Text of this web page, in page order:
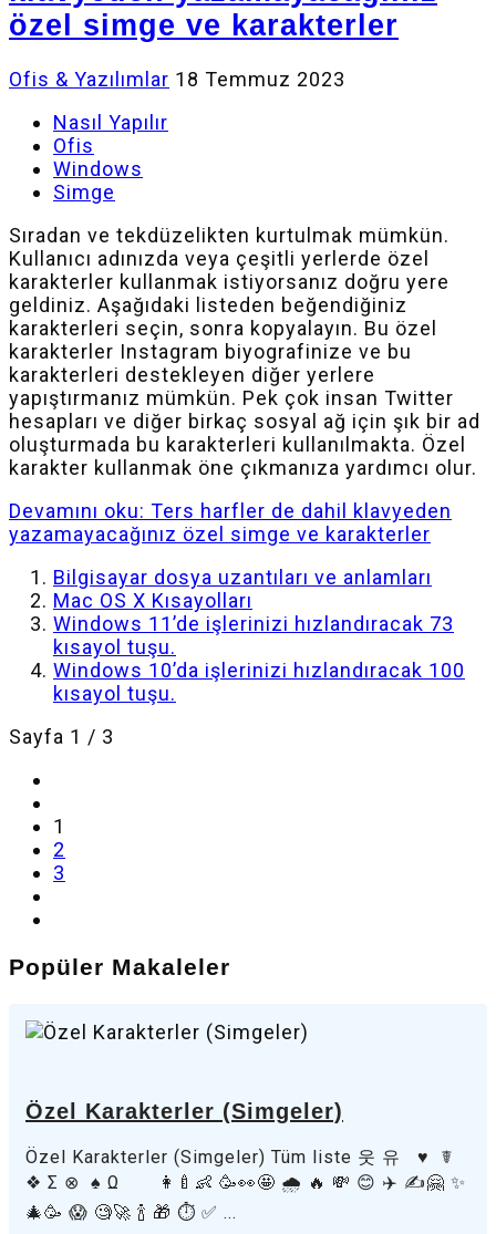
özel simge ve karakterler
Ofis & Yazılımlar 18 Temmuz 2023
Nasıl Yapılır
Ofis
Windows
Simge
Sıradan ve tekdüzelikten kurtulmak mümkün.
Kullanıcı adınızda veya çeşitli yerlerde özel
karakterler kullanmak istiyorsanız doğru yere
geldiniz. Aşağıdaki listeden beğendiğiniz
karakterleri seçin, sonra kopyalayın. Bu özel
karakterler Instagram biyografinize ve bu
karakterleri destekleyen diğer yerlere
yapıştırmanız mümkün. Pek çok insan Twitter
hesapları ve diğer birkaç sosyal ağ için şık bir ad
oluşturmada bu karakterleri kullanılmakta. Özel
karakter kullanmak öne çıkmanıza yardımcı olur.
Devamını oku: Ters harfler de dahil klavyeden
yazamayacağınız özel simge ve karakterler
Bilgisayar dosya uzantıları ve anlamları
Mac OS X Kısayolları
Windows 11’de işlerinizi hızlandıracak 73
kısayol tuşu.
Windows 10’da işlerinizi hızlandıracak 100
kısayol tuşu.
Sayfa 1 / 3
1
2
3
Popüler Makaleler
Özel Karakterler (Simgeler)
Özel Karakterler (Simgeler) Tüm liste 웃 유 ♥ ☤
❖ Σ ⊗ ♠ Ω 👩‍🍼👶 🥳👀🤩 🌧️ 🔥 💸 😊 ✈️ ✍️🤗 ✨
🎄🥳 😱 🧐🚀 🍾 🎁 ⏱️ ✅ ...